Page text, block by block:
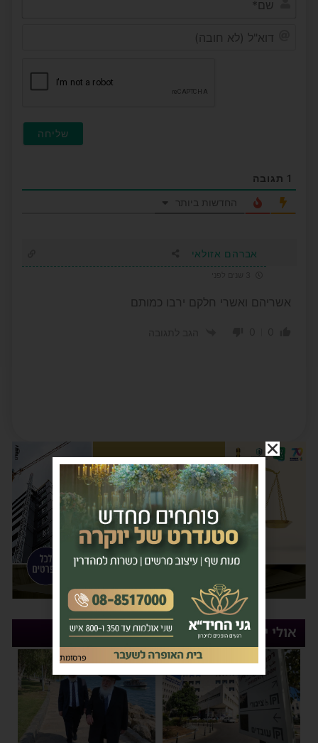
1 תגובה
החדשות ביותר
אברהם אזולאי
אשריהם ואשרי חלקם ירבו כמותם
אולי יעניין אותך
פרסומת